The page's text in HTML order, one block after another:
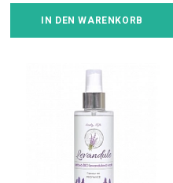
IN DEN WARENKORB